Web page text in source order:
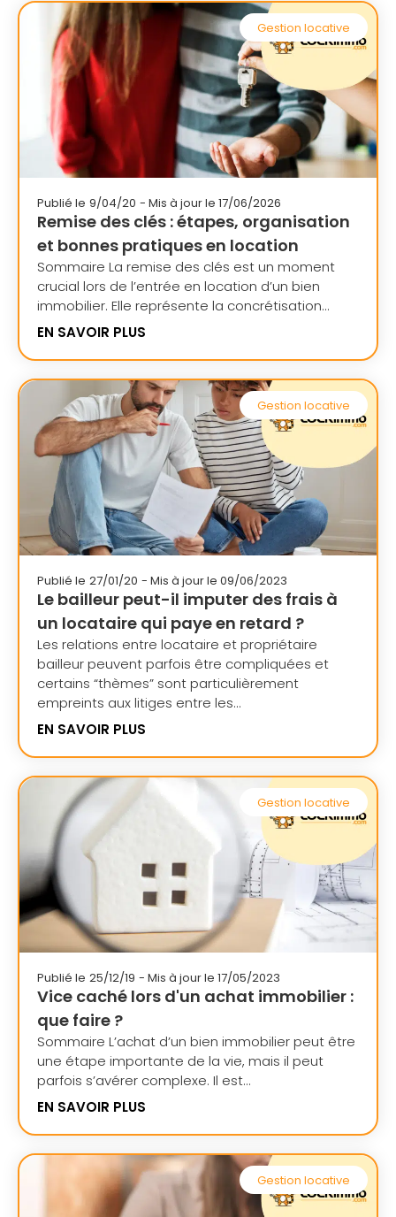
Gestion locative
Publié le 9/04/20 - Mis à jour le 17/06/2026
Remise des clés : étapes, organisation
et bonnes pratiques en location
Sommaire La remise des clés est un moment
crucial lors de l’entrée en location d’un bien
immobilier. Elle représente la concrétisation...
EN SAVOIR PLUS
Gestion locative
Publié le 27/01/20 - Mis à jour le 09/06/2023
Le bailleur peut-il imputer des frais à
un locataire qui paye en retard ?
Les relations entre locataire et propriétaire
bailleur peuvent parfois être compliquées et
certains “thèmes” sont particulièrement
empreints aux litiges entre les...
EN SAVOIR PLUS
Gestion locative
Publié le 25/12/19 - Mis à jour le 17/05/2023
Vice caché lors d'un achat immobilier :
que faire ?
Sommaire L’achat d’un bien immobilier peut être
une étape importante de la vie, mais il peut
parfois s’avérer complexe. Il est...
EN SAVOIR PLUS
Gestion locative